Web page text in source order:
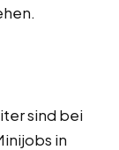
sind bei
in